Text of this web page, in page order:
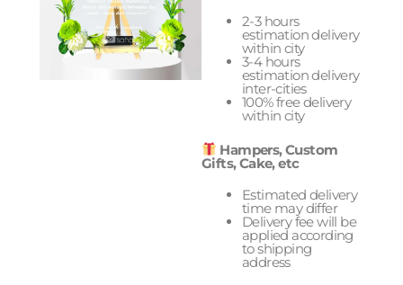
2-3 hours
estimation delivery
within city
3-4 hours
estimation delivery
inter-cities
100% free delivery
within city
Hampers, Custom
Gifts, Cake, etc
Estimated delivery
time may differ
Delivery fee will be
applied according
to shipping
address